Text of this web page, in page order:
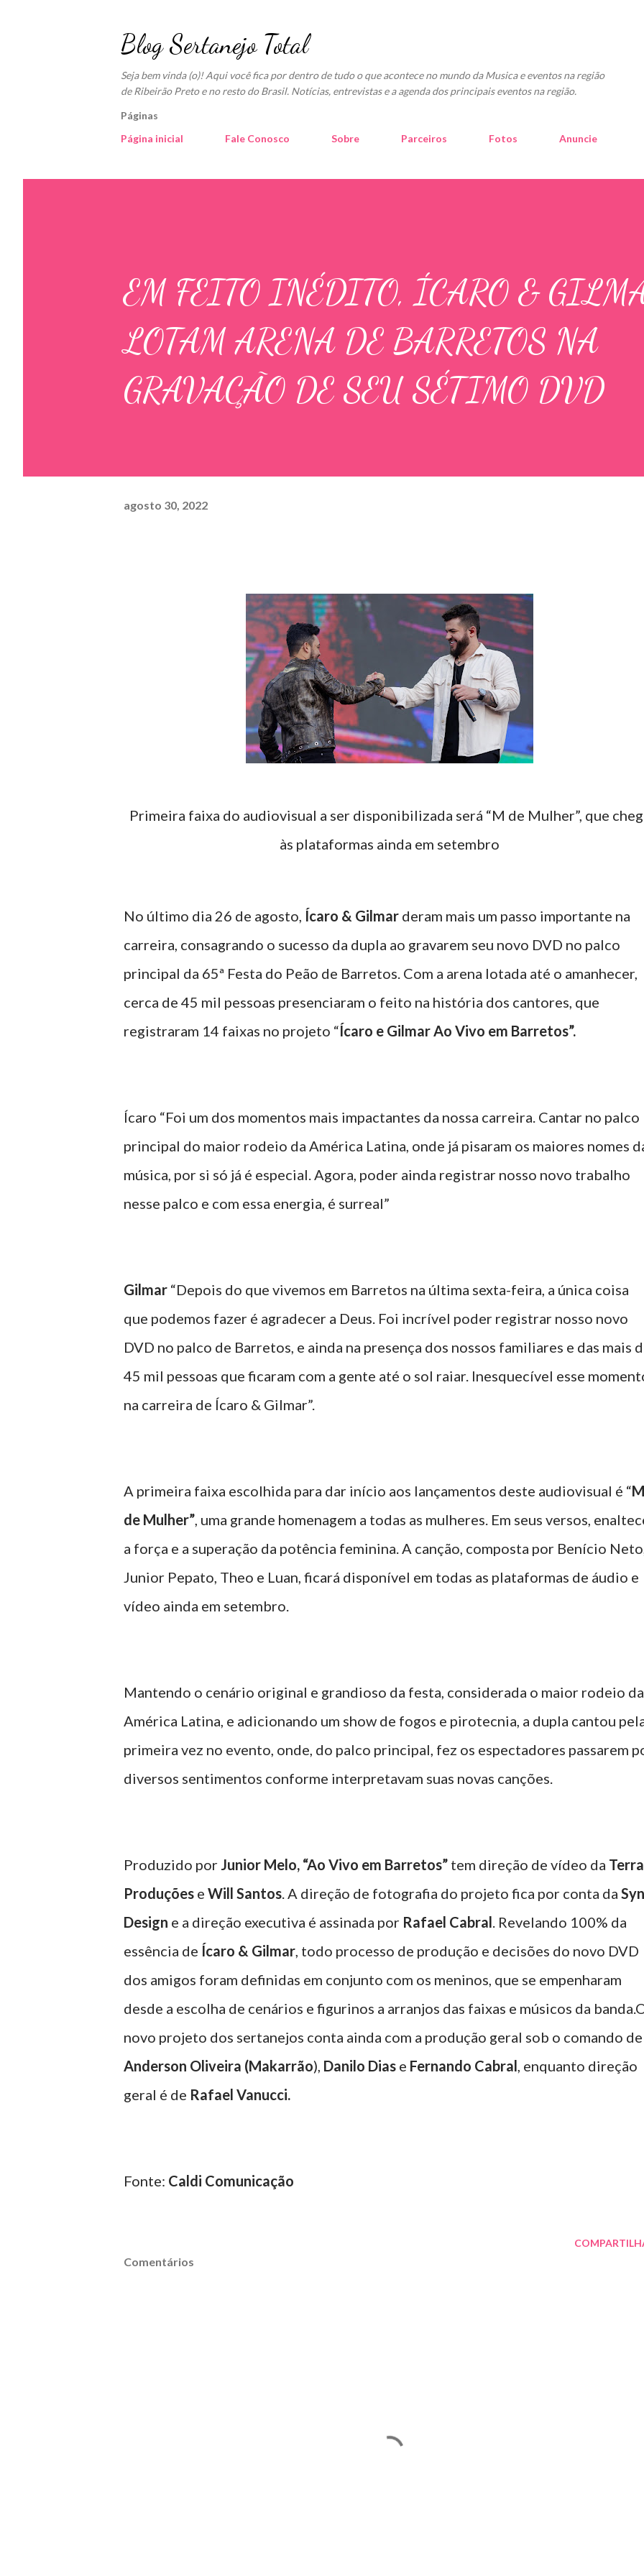
Blog Sertanejo Total
Seja bem vinda (o)! Aqui você fica por dentro de tudo o que acontece no mundo da Musica e eventos na região
de Ribeirão Preto e no resto do Brasil. Notícias, entrevistas e a agenda dos principais eventos na região.
Páginas
Página inicial
Fale Conosco Sobre Parceiros Fotos Anuncie
EM FEITO INÉDITO, ÍCARO &
LOTAM ARENA DE BARRETOS NA
GRAVAÇÃO DE SEU SÉTIMO DVD
agosto 30, 2022
Primeira faixa do audiovisual a ser disponibilizada será “M de Mulher”, que
às plataformas ainda em setembro
No último dia 26 de agosto, Ícaro & Gilmar deram mais um passo importante na
carreira, consagrando o sucesso da dupla ao gravarem seu novo DVD no palco
principal da 65ª Festa do Peão de Barretos. Com a arena lotada até o amanhecer,
cerca de 45 mil pessoas presenciaram o feito na história dos cantores, que
registraram 14 faixas no projeto “Ícaro e Gilmar Ao Vivo em Barretos”.
Ícaro “Foi um dos momentos mais impactantes da nossa carreira. Cantar no palco
principal do maior rodeio da América Latina, onde já pisaram os maiores nomes
música, por si só já é especial. Agora, poder ainda registrar nosso novo trabalho
nesse palco e com essa energia, é surreal”
Gilmar “Depois do que vivemos em Barretos na última sexta-feira, a única coisa
que podemos fazer é agradecer a Deus. Foi incrível poder registrar nosso novo
DVD no palco de Barretos, e ainda na presença dos nossos familiares e das mais
45 mil pessoas que ficaram com a gente até o sol raiar. Inesquecível esse
na carreira de Ícaro & Gilmar”.
A primeira faixa escolhida para dar início aos lançamentos deste audiovisual é “M
de Mulher”, uma grande homenagem a todas as mulheres. Em seus versos,
a força e a superação da potência feminina. A canção, composta por Benício
Junior Pepato, Theo e Luan, ficará disponível em todas as plataformas de áudio e
vídeo ainda em setembro.
Mantendo o cenário original e grandioso da festa, considerada o maior rodeio da
América Latina, e adicionando um show de fogos e pirotecnia, a dupla cantou
primeira vez no evento, onde, do palco principal, fez os espectadores passarem
diversos sentimentos conforme interpretavam suas novas canções.
Produzido por Junior Melo, “Ao Vivo em Barretos” tem direção de vídeo da Terra
Produções e Will Santos. A direção de fotografia do projeto fica por conta da
Design e a direção executiva é assinada por Rafael Cabral. Revelando 100% da
essência de Ícaro & Gilmar, todo processo de produção e decisões do novo DVD
dos amigos foram definidas em conjunto com os meninos, que se empenharam
desde a escolha de cenários e figurinos a arranjos das faixas e músicos da
novo projeto dos sertanejos conta ainda com a produção geral sob o comando de
Anderson Oliveira (Makarrão), Danilo Dias e Fernando Cabral, enquanto direção
geral é de Rafael Vanucci.
Fonte: Caldi Comunicação
Comentários